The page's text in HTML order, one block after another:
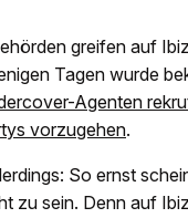
greifen auf
Tagen wurde
Agenten
vorzugehen.
So ernst
zu sein. Denn auf